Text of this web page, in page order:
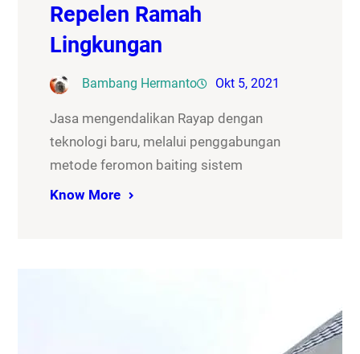
Repelen Ramah
Lingkungan
Bambang Hermanto Okt 5, 2021
Jasa mengendalikan Rayap dengan
teknologi baru, melalui penggabungan
metode feromon baiting sistem
Know More